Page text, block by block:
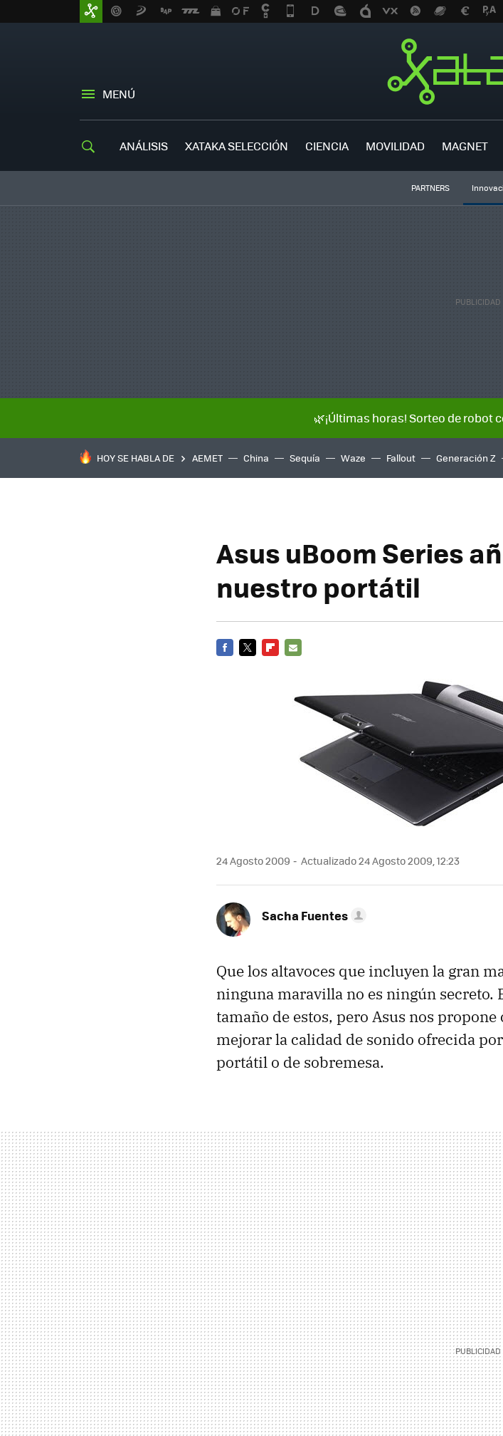
MENÚ
ANÁLISIS XATAKA SELECCIÓN CIENCIA MOVILIDAD MAGNET
PARTNERS
🌿¡Últimas horas! Sorteo de robot
HOY SE HABLA DE AEMET China Sequía Waze Fallout Generación Z
Asus uBoom Series
nuestro portátil
24 Agosto 2009 Actualizado 24 Agosto 2009, 12:23
Sacha Fuentes
Que los altavoces que incluyen la gran
ninguna maravilla no es ningún secreto.
tamaño de estos, pero Asus nos propone
mejorar la calidad de sonido ofrecida
portátil o de sobremesa.